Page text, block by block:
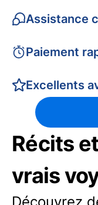
Assistance
Paiement
Excellents
Récits
vrais